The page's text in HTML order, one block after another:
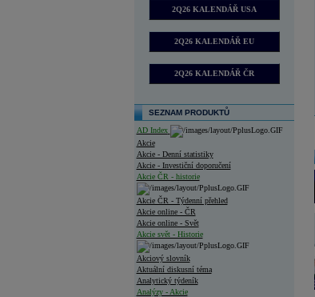
2Q26 KALENDÁŘ USA
2Q26 KALENDÁŘ EU
2Q26 KALENDÁŘ ČR
SEZNAM PRODUKTŮ
AD Index
Akcie
Akcie - Denní statistiky
Akcie - Investiční doporučení
Akcie ČR - historie
Akcie ČR - Týdenní přehled
Akcie online - ČR
Akcie online - Svět
Akcie svět - Historie
Akciový slovník
Aktuální diskusní téma
Analytický týdeník
Analýzy - Akcie